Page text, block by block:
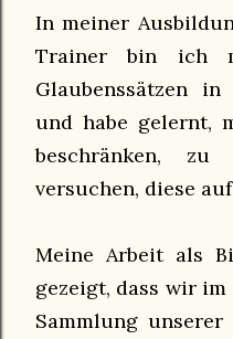
In meiner
Trainer bin ich
Glaubenssätzen
und habe gelernt,
beschränken,
versuchen, diese
Meine Arbeit als
gezeigt, dass wir
Sammlung unserer